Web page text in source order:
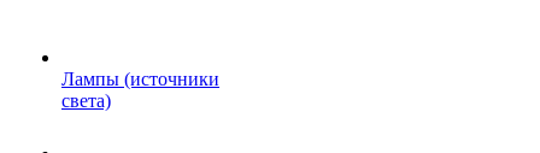
Лампы (источники
света)